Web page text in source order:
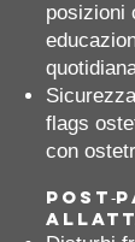
posizioni
flags
con